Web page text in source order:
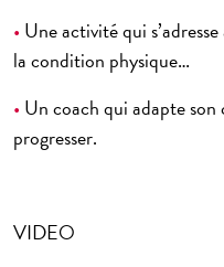
• Une activité qui
la condition physique…
• Un coach qui adapte
progresser.
VIDEO